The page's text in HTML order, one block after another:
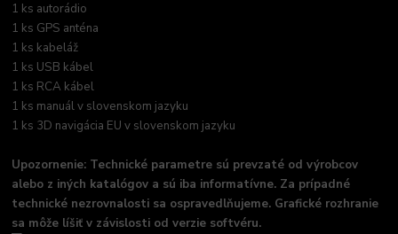
1 ks autorádio
1 ks GPS anténa
1 ks kabeláž
1 ks USB kábel
1 ks RCA kábel
1 ks manuál v slovenskom jazyku
1 ks 3D navigácia EU v slovenskom jazyku
Upozornenie: Technické parametre sú prevzaté od výrobcov
alebo z iných katalógov a sú iba informatívne. Za prípadné
technické nezrovnalosti sa ospravedlňujeme. Grafické rozhranie
sa môže líšiť v závislosti od verzie softvéru.